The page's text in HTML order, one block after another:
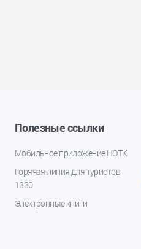
Полезные ссылки
Мобильное приложение НОТК
Горячая линия для туристов
1330
Электронные книги